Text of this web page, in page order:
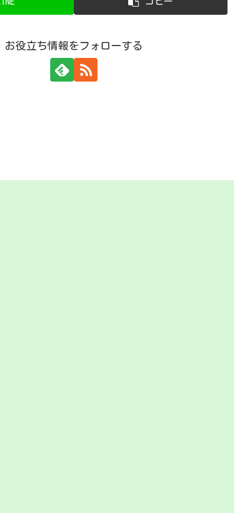
お役立ち情報をフォローする